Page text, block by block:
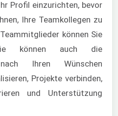
Profil einzurichten, bevor
Ihre Teamkollegen zu
können Sie
können auch die
nach Ihren Wünschen
Projekte verbinden,
und Unterstützung